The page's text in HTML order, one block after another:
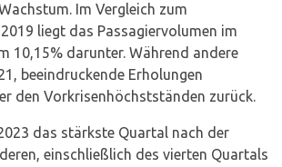
Im Vergleich zum
liegt das Passagiervolumen im
10,15% darunter. Während andere
beeindruckende Erholungen
den Vorkrisenhöchstständen zurück.
das stärkste Quartal nach der
einschließlich des vierten Quartals